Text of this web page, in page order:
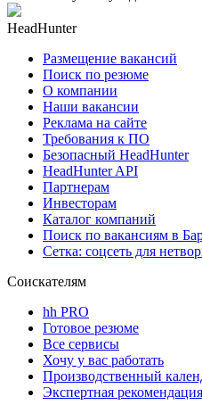
HeadHunter
Размещение вакансий
Поиск по резюме
О компании
Наши вакансии
Реклама на сайте
Требования к ПО
Безопасный HeadHunter
HeadHunter API
Партнерам
Инвесторам
Каталог компаний
Поиск по вакансиям в
Сетка: соцсеть для
Соискателям
hh PRO
Готовое резюме
Все сервисы
Хочу у вас работать
Производственный
Экспертная рекомендация